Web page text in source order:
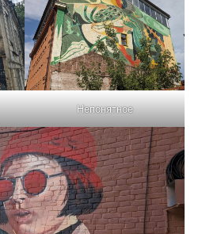
Непонятное